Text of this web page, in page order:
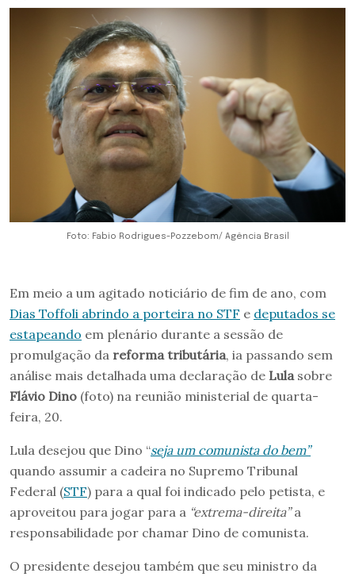
Foto: Fabio Rodrigues-Pozzebom/ Agência Brasil
Em meio a um agitado noticiário de fim de ano, com
Dias Toffoli abrindo a porteira no STF e deputados se
estapeando em plenário durante a sessão de
promulgação da reforma tributária, ia passando sem
análise mais detalhada uma declaração de Lula sobre
Flávio Dino (foto) na reunião ministerial de quarta-
feira, 20.
Lula desejou que Dino “seja um comunista do bem”
quando assumir a cadeira no Supremo Tribunal
Federal (STF) para a qual foi indicado pelo petista, e
aproveitou para jogar para a “extrema-direita”a
responsabilidade por chamar Dino de comunista.
O presidente desejou também que seu ministro da